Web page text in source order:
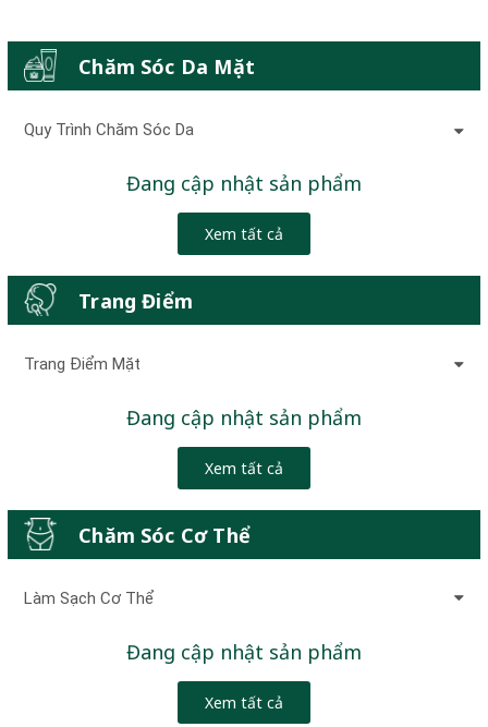
Chăm Sóc Da Mặt
Quy Trình Chăm Sóc Da
Đang cập nhật sản phẩm
Xem tất cả
Trang Điểm
Trang Điểm Mặt
Đang cập nhật sản phẩm
Xem tất cả
Chăm Sóc Cơ Thể
Làm Sạch Cơ Thể
Đang cập nhật sản phẩm
Xem tất cả